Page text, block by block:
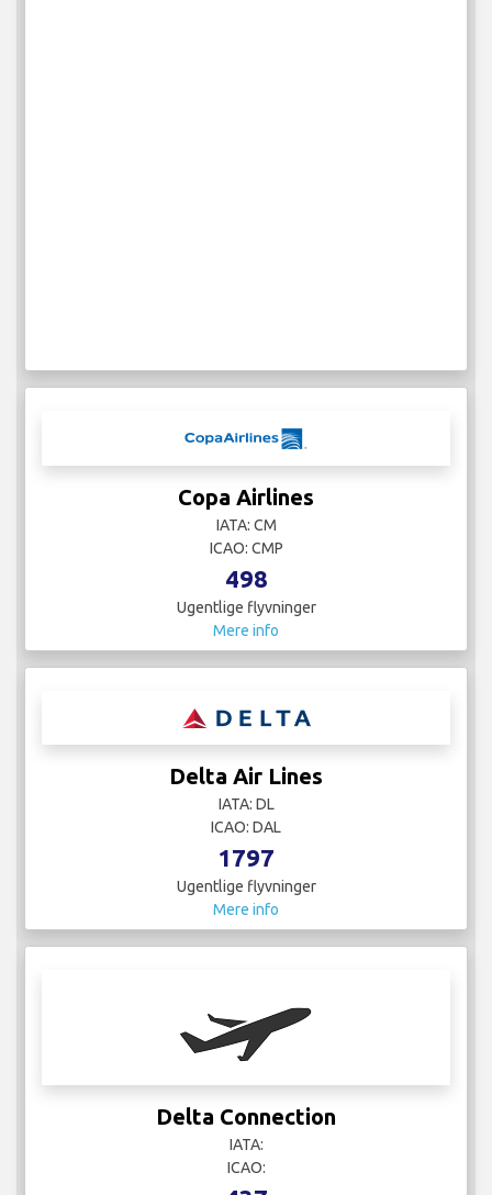
Copa Airlines
IATA: CM
ICAO: CMP
498
Ugentlige flyvninger
Mere info
Delta Air Lines
IATA: DL
ICAO: DAL
1797
Ugentlige flyvninger
Mere info
Delta Connection
IATA:
ICAO: